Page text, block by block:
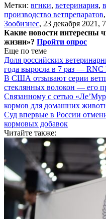
Метки: вгнки, ветеринария,
производство ветпрепаратов,
Зообизнес, 23 декабря 2021,
Какие новости интересны
жизни»? Пройти опрос
Еще по теме
Доля российских
года выросла в 7 раз — RNC
В США отзывают серии
стеклянных волокон — его
Связанному с сетью
кормов для домашних
Суд впервые в России
кормовых добавок
Читайте также: